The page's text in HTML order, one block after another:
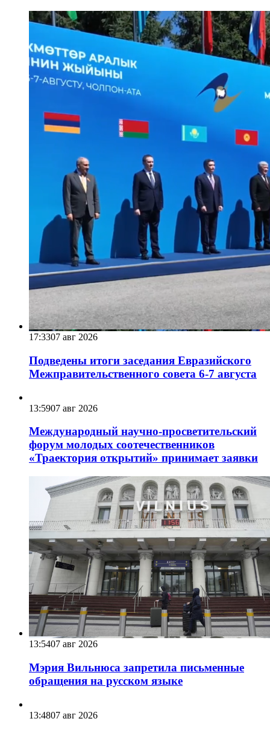
17:3307 авг 2026
Подведены итоги заседания Евразийского
Межправительственного совета 6-7 августа
13:5907 авг 2026
Международный научно-просветительский
форум молодых соотечественников
«Траектория открытий» принимает заявки
13:5407 авг 2026
Мэрия Вильнюса запретила письменные
обращения на русском языке
13:4807 авг 2026